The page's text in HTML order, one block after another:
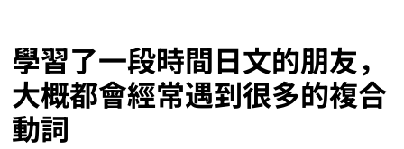
學習了一段時間日文的朋友，
大概都會經常遇到很多的複合
動詞